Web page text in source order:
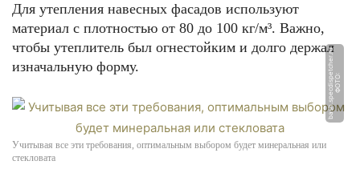
Для утепления навесных фасадов используют
материал с плотностью от 80 до 100 кг/м³. Важно,
чтобы утеплитель был огнестойким и долго держал
изначальную форму.
Ф
О
Т
О:
b
a
s
h.
s
p
e
c
di
s
p
e
t
c
h
e
r.
r
u
Учитывая все эти требования, оптимальным выбором будет минеральная или
стекловата